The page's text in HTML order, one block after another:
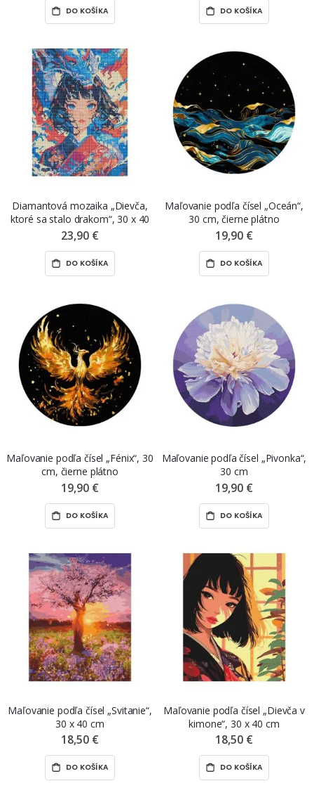
DO KOŠÍKA DO KOŠÍKA
Diamantová mozaika „Dievča,
ktoré sa stalo drakom“, 30 x 40
cm
23,90 €
DO KOŠÍKA
Maľovanie podľa čísel „Oceán“,
30 cm, čierne plátno
19,90 €
DO KOŠÍKA
Maľovanie podľa čísel „Fénix“, 30
cm, čierne plátno
19,90 €
DO KOŠÍKA
Maľovanie podľa čísel „Pivonka“,
30 cm
19,90 €
DO KOŠÍKA
Maľovanie podľa čísel „Svitanie“,
30 x 40 cm
18,50 €
DO KOŠÍKA
Maľovanie podľa čísel „Dievča v
kimone“, 30 x 40 cm
18,50 €
DO KOŠÍKA